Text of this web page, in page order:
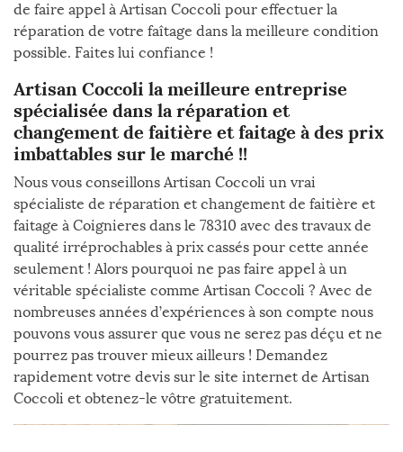
de faire appel à Artisan Coccoli pour effectuer la
réparation de votre faîtage dans la meilleure condition
possible. Faites lui confiance !
Artisan Coccoli la meilleure entreprise
spécialisée dans la réparation et
changement de faitière et faitage à des prix
imbattables sur le marché !!
Nous vous conseillons Artisan Coccoli un vrai
spécialiste de réparation et changement de faitière et
faitage à Coignieres dans le 78310 avec des travaux de
qualité irréprochables à prix cassés pour cette année
seulement ! Alors pourquoi ne pas faire appel à un
véritable spécialiste comme Artisan Coccoli ? Avec de
nombreuses années d’expériences à son compte nous
pouvons vous assurer que vous ne serez pas déçu et ne
pourrez pas trouver mieux ailleurs ! Demandez
rapidement votre devis sur le site internet de Artisan
Coccoli et obtenez-le vôtre gratuitement.